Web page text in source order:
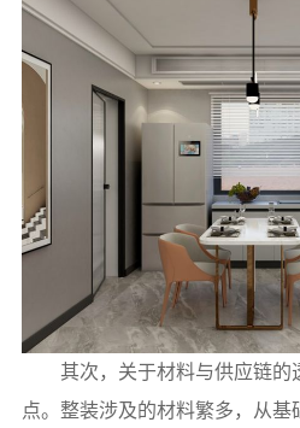
其次，关于材料与供应链的
点。整装涉及的材料繁多，从